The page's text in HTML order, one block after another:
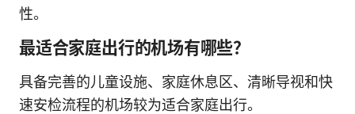
性。
最适合家庭出行的机场有哪些？
具备完善的儿童设施、家庭休息区、清晰导视和快
速安检流程的机场较为适合家庭出行。